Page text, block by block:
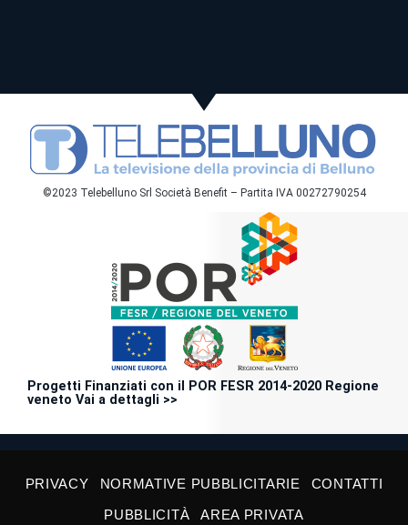
©2023 Telebelluno Srl Società Benefit – Partita IVA 00272790254
Progetti Finanziati con il POR FESR 2014-2020 Regione
veneto Vai a dettagli >>
PRIVACY NORMATIVE PUBBLICITARIE
CONTATTI
PUBBLICITÀ
AREA PRIVATA